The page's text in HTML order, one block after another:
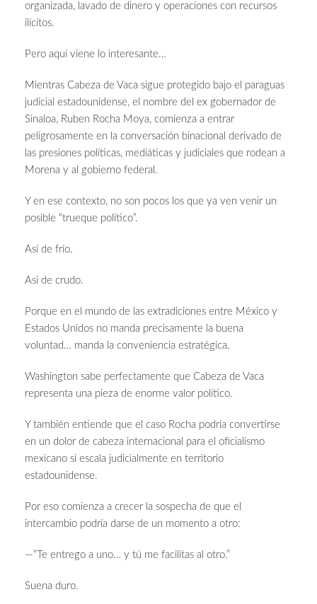
organizada, lavado de dinero y operaciones con recursos
ilícitos.
Pero aquí viene lo interesante…
Mientras Cabeza de Vaca sigue protegido bajo el paraguas
judicial estadounidense, el nombre del ex gobernador de
Sinaloa, Ruben Rocha Moya, comienza a entrar
peligrosamente en la conversación binacional derivado de
las presiones políticas, mediáticas y judiciales que rodean a
Morena y al gobierno federal.
Y en ese contexto, no son pocos los que ya ven venir un
posible “trueque político”.
Así de frío.
Así de crudo.
Porque en el mundo de las extradiciones entre México y
Estados Unidos no manda precisamente la buena
voluntad… manda la conveniencia estratégica.
Washington sabe perfectamente que Cabeza de Vaca
representa una pieza de enorme valor político.
Y también entiende que el caso Rocha podría convertirse
en un dolor de cabeza internacional para el oficialismo
mexicano si escala judicialmente en territorio
estadounidense.
Por eso comienza a crecer la sospecha de que el
intercambio podría darse de un momento a otro:
—“Te entrego a uno… y tú me facilitas al otro.”
Suena duro.